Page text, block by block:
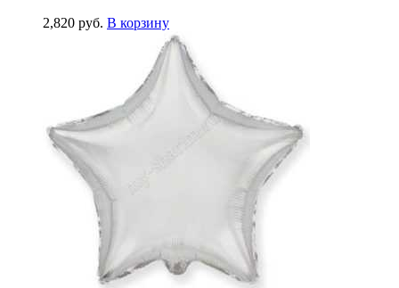
2,820 руб. В корзину